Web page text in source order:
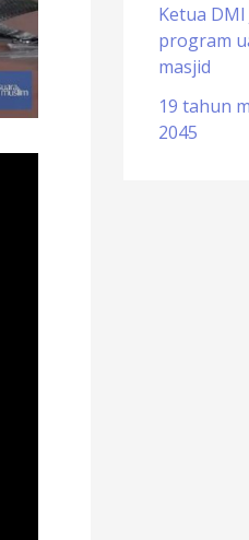
Ketua
program
masjid
19 tahun
2045